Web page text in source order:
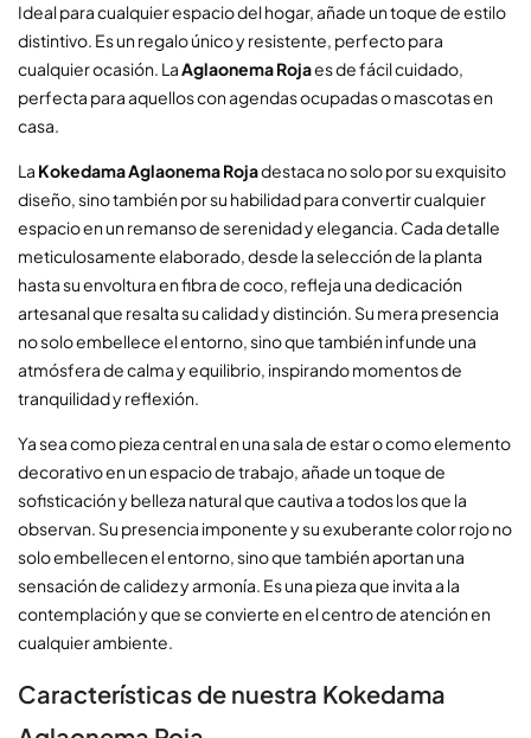
Ideal para cualquier espacio del hogar, añade un toque de estilo
distintivo. Es un regalo único y resistente, perfecto para
cualquier ocasión. LaAglaonema Rojaes de fácil cuidado,
perfecta para aquellos con agendas ocupadas o mascotas en
casa.
La Kokedama Aglaonema Rojadestaca no solo por su exquisito
diseño, sino también por su habilidad para convertir cualquier
espacio en un remanso de serenidad y elegancia. Cada detalle
meticulosamente elaborado, desde la selección de la planta
hasta su envoltura en fibra de coco, refleja una dedicación
artesanal que resalta su calidad y distinción. Su mera presencia
no solo embellece el entorno, sino que también infunde una
atmósfera de calma y equilibrio, inspirando momentos de
tranquilidad y reflexión.
Ya sea como pieza central en una sala de estar o como elemento
decorativo en un espacio de trabajo, añade un toque de
sofisticación y belleza natural que cautiva a todos los que la
observan. Su presencia imponente y su exuberante color rojo no
solo embellecen el entorno, sino que también aportan una
sensación de calidez y armonía. Es una pieza que invita a la
contemplación y que se convierte en el centro de atención en
cualquier ambiente.
Características de nuestra Kokedama